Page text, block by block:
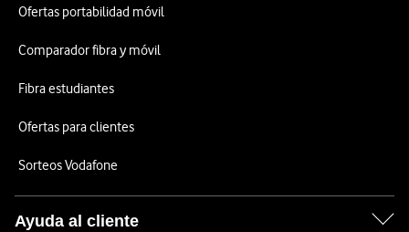
Ofertas portabilidad móvil
Comparador fibra y móvil
Fibra estudiantes
Ofertas para clientes
Sorteos Vodafone
Ayuda al cliente